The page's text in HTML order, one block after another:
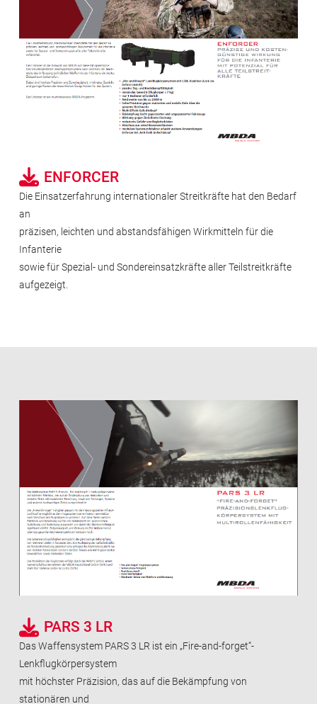
ENFORCER
Die Einsatzerfahrung internationaler Streitkräfte hat den Bedarf
an
präzisen, leichten und abstandsfähigen Wirkmitteln für die
Infanterie
sowie für Spezial- und Sondereinsatzkräfte aller Teilstreitkräfte
aufgezeigt.
PARS 3 LR
Das Waffensystem PARS 3 LR ist ein „Fire-and-forget“-
Lenkflugkörpersystem
mit höchster Präzision, das auf die Bekämpfung von
stationären und